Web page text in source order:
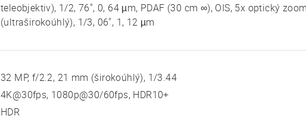
teleobjektiv), 1/2, 76", 0, 64 µm, PDAF (30 cm ∞), OIS, 5x optický
(ultraširokoúhlý), 1/3, 06", 1, 12 µm
32 MP, f/2.2, 21 mm (širokoúhlý), 1/3.44
4K@30fps, 1080p@30/60fps, HDR10+
HDR